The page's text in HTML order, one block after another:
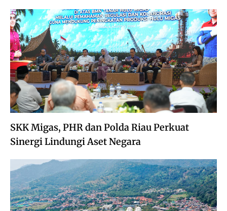
SKK Migas, PHR dan Polda Riau Perkuat
Sinergi Lindungi Aset Negara